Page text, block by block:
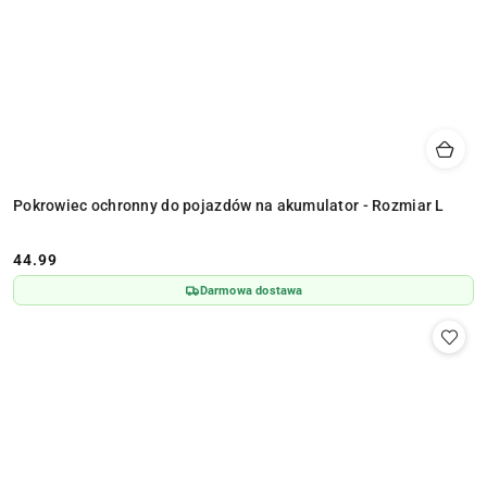
Pokrowiec ochronny do pojazdów na akumulator - Rozmiar L
Cena:
44.99
Darmowa dostawa